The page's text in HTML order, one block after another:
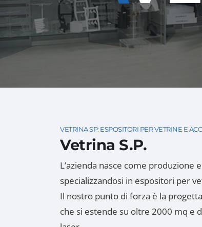
VETRINA SP: ESPOSITORI PER VETRINE E
Vetrina S.P.
L’azienda nasce come produzione
specializzandosi in espositori per
Il nostro punto di forza è la
che si estende su oltre 2000 mq e